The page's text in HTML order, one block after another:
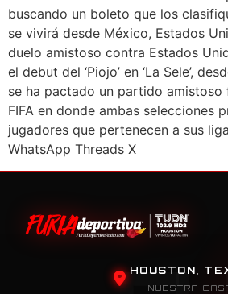
buscando un boleto que los
se vivirá desde México, Estados
duelo amistoso contra Estados
el debut del ‘Piojo’ en ‘La Sele’,
se ha pactado un partido amistoso
FIFA en donde ambas selecciones
jugadores que pertenecen a sus
WhatsApp Threads X
HOUSTON,
NUESTRA